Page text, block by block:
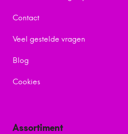
Contact
Veel gestelde vragen
Blog
Cookies
Assortiment